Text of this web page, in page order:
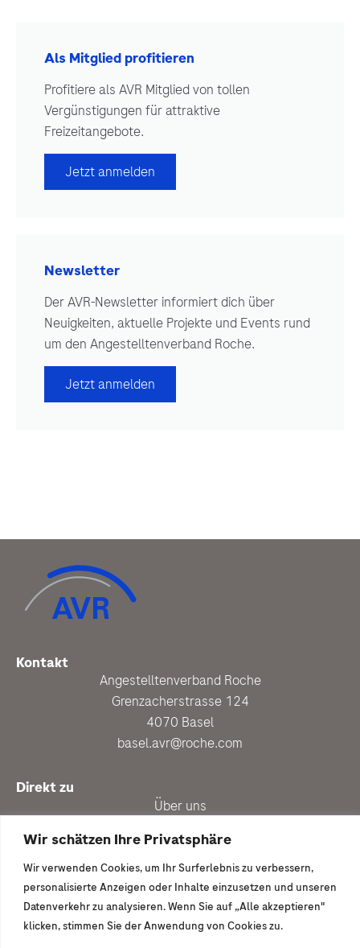
Wir schätzen Ihre Privatsphäre
Wir verwenden Cookies, um Ihr Surferlebnis zu verbessern,
personalisierte Anzeigen oder Inhalte einzusetzen und unseren
Datenverkehr zu analysieren. Wenn Sie auf „Alle akzeptieren"
klicken, stimmen Sie der Anwendung von Cookies zu.
Als Mitglied profitieren
Profitiere als AVR Mitglied von tollen
Vergünstigungen für attraktive
Freizeitangebote.
Jetzt anmelden
Newsletter
Der AVR-Newsletter informiert dich über
Neuigkeiten, aktuelle Projekte und Events rund
um den Angestelltenverband Roche.
Jetzt anmelden
Kontakt
Angestelltenverband Roche
Grenzacherstrasse 124
4070 Basel
basel.avr@roche.com
Direkt zu
Über uns
Aktuell
Vergünstigungen
Newsletter anmelden
Ich wäre gern dabei